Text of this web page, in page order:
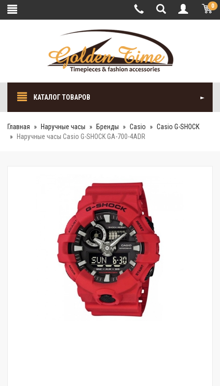
0
КАТАЛОГ ТОВАРОВ
Главная Наручные часы Бренды Casio
Casio G-SHOCK
Наручные часы Casio G-SHOCK GA-700-4ADR